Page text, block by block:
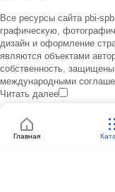
Все ресурсы сайта pbi-
графическую,
дизайн и оформление
являются объектами
собственность,
международными
Читать далее
Главная